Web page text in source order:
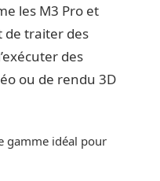
les M3 Pro et
de traiter des
des
ou de rendu 3D
gamme idéal pour